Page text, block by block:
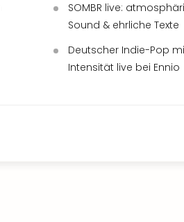
SOMBR live:
Sound & ehrliche Texte
Deutscher Indie-Pop
Intensität live bei Ennio